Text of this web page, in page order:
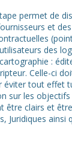
permet de
et
des
:
Celle-ci
éviter tout effet
sur les
être clairs et
Juridiques ainsi